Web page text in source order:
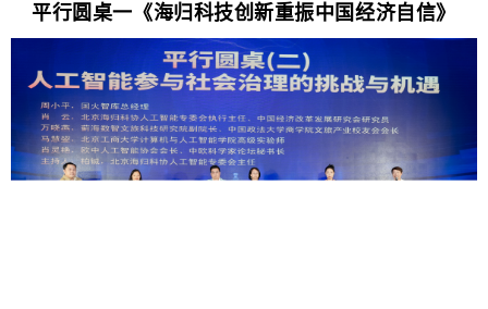
平行圆桌一《海归科技创新重振中国经济自信》